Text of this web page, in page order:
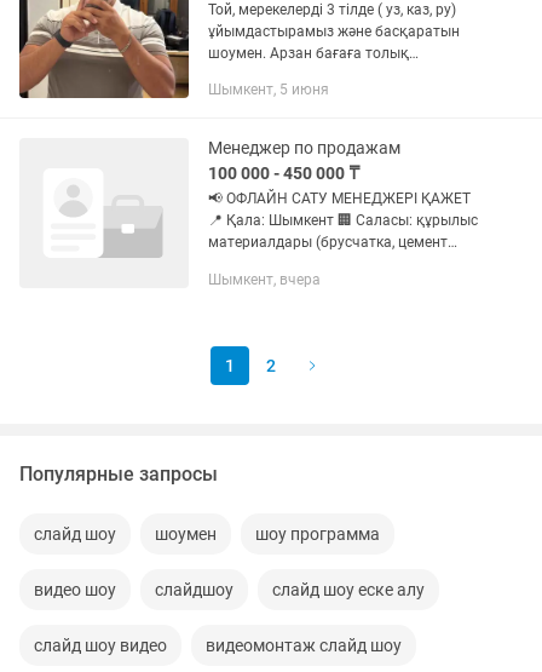
Той, мерекелерді 3 тілде ( уз, каз, ру)
ұйымдастырамыз және басқаратын
шоумен. Арзан бағаға толық
Шымкент, 5 июня
Менеджер по продажам
100 000 - 450 000 ₸
📢 ОФЛАЙН САТУ МЕНЕДЖЕРІ ҚАЖЕТ
📍 Қала: Шымкент 🏢 Саласы: құрылыс
материалдары (брусчатка, цемент
продажадан 🕙 Жұмыс уақыты: 10:00–
Шымкент, вчера
1 2
Популярные запросы
слайд шоу шоумен шоу программа
видео шоу слайдшоу слайд шоу еске алу
слайд шоу видео видеомонтаж слайд шоу